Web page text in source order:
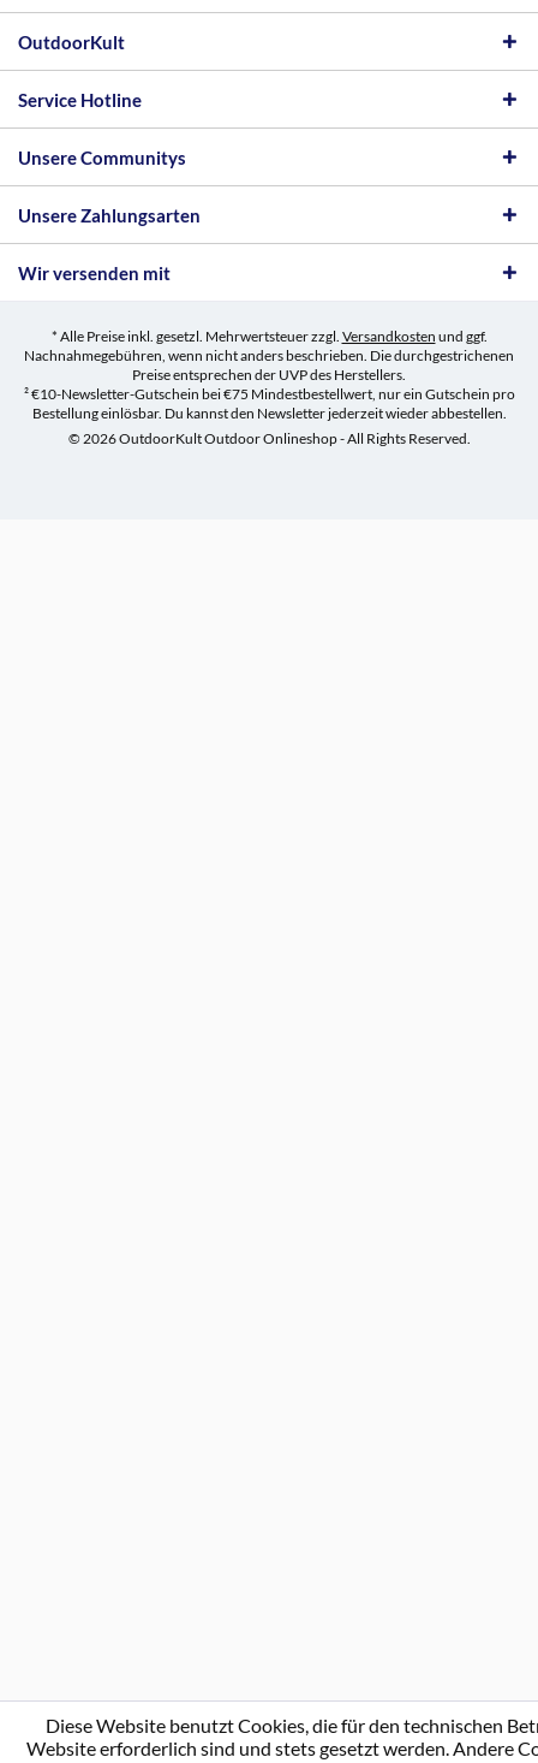
OutdoorKult
Service Hotline
Unsere Communitys
Unsere Zahlungsarten
Wir versenden mit
* Alle Preise inkl. gesetzl. Mehrwertsteuer zzgl. Versandkosten und ggf.
Nachnahmegebühren, wenn nicht anders beschrieben. Die durchgestrichenen
Preise entsprechen der UVP des Herstellers.
² €10-Newsletter-Gutschein bei €75 Mindestbestellwert, nur ein Gutschein pro
Bestellung einlösbar. Du kannst den Newsletter jederzeit wieder abbestellen.
© 2026 OutdoorKult Outdoor Onlineshop - All Rights Reserved.
Diese Website benutzt Cookies, die für den technischen
Website erforderlich sind und stets gesetzt werden. Andere